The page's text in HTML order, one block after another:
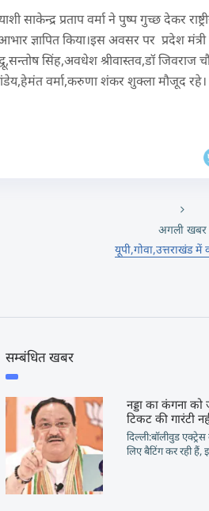
साकेन्द्र प्रताप वर्मा ने पुष्प गुच्छ देकर
ज्ञापित किया।इस अवसर पर प्रदेश मंत्री
सिंह,अवधेश श्रीवास्तव,डॉ
वर्मा,करुणा शंकर शुक्ला मौजूद रहे।
अगली खबर
यूपी,गोवा,उत्तराखंड
सम्बंधित खबर
नड्डा का कंगना को
टिकट की गारंटी
दिल्ली:बॉलीवुड
लिए बैटिंग कर रही हैं,